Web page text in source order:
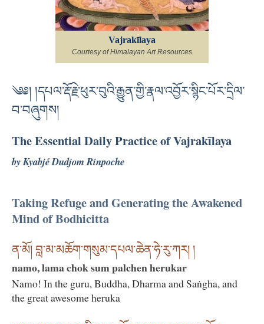
Vajrakīlaya
Courtesy of Himalayan Art Resources
༄༅། །དཔལ་རྡོ་རྗེ་ཕུར་བུའི་རྒྱུན་གྱི་རྣལ་འབྱོར་སྙིང་པོར་དྲིལ་
བ་བཞུགས།
The Essential Daily Practice of Vajrakīlaya
by Kyabjé Dudjom Rinpoche
Taking Refuge and Generating the Awakened
Mind of Bodhicitta
ན་མོ། བླ་མ་མཆོག་གསུམ་དཔལ་ཆེན་ཧེ་རུ་ཀར། །
namo, lama chok sum palchen herukar
Namo! In the guru, Buddha, Dharma and Saṅgha, and
the great awesome heruka